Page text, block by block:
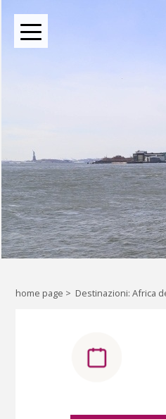
Oltre le
Liberi di
home page > Destinazioni: Africa